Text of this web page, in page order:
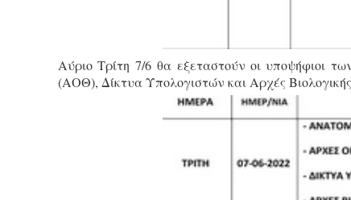
Αύριο Τρίτη 7/6 θα εξεταστούν οι υποψήφιοι
(ΑΟΘ), Δίκτυα Υπολογιστών και Αρχές